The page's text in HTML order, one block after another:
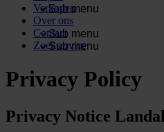
Sub menu
Verkopen
Over ons
Sub menu
Contact
Sub menu
Zoekservice
Privacy Policy
Privacy Notice